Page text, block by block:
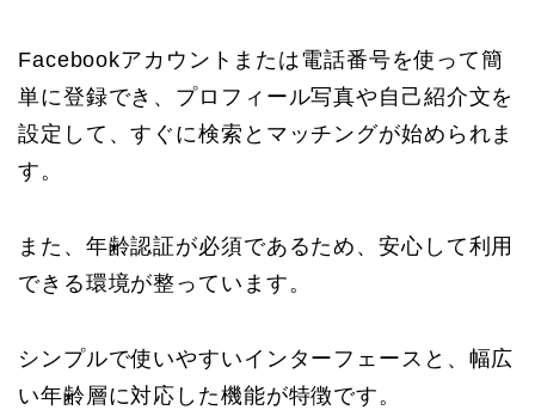
Facebookアカウントまたは電話番号を使って簡
単に登録でき、プロフィール写真や自己紹介文を
設定して、すぐに検索とマッチングが始められま
す。
また、年齢認証が必須であるため、安心して利用
できる環境が整っています。
シンプルで使いやすいインターフェースと、幅広
い年齢層に対応した機能が特徴です。